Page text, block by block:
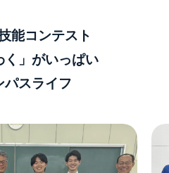
能コンテスト
く」がいっぱい
パスライフ